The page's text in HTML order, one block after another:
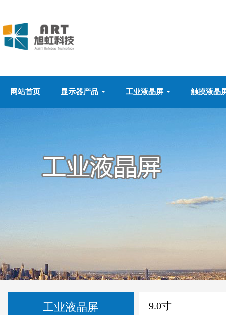
网站首页 显示器产品 工业液晶屏 触摸液晶
工业液晶屏 9.0寸